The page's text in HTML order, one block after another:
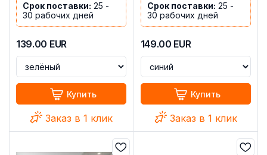
Срок поставки: 25 -
30 рабочих дней
139.00 EUR
Купить
Заказ в 1 клик
Срок поставки: 25 -
30 рабочих дней
149.00 EUR
Купить
Заказ в 1 клик